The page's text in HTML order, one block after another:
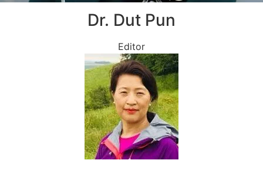
Dr. Dut Pun
Editor